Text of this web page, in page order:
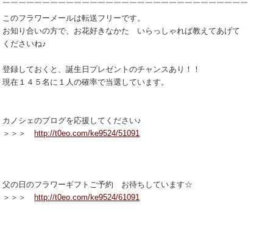
￣￣￣￣￣￣￣￣￣￣￣￣￣￣￣￣￣￣￣￣￣￣￣￣￣￣￣￣￣￣￣
このフラワーメールは転送フリーです。
お知り合いの方で、お花好きなかた いらっしゃれば教えてあげて
くださいね♪
登録しておくと、誕生日プレゼントのチャンスあり！！
現在１４５名に１人の確率で当選しています。
カノシェのブログを応援してください♪
＞＞＞
http://t0eo.com/ke9524/51091
父の日のフラワーギフトご予約 お待ちしています☆
＞＞＞
http://t0eo.com/ke9524/61091